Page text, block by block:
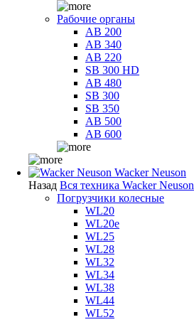
Рабочие органы
AB 200
AB 340
AB 220
SB 300 HD
AB 480
SB 300
SB 350
AB 500
AB 600
Wacker Neuson
Назад Вся техника Wacker Neuson
Погрузчики колесные
WL20
WL20e
WL25
WL28
WL32
WL34
WL38
WL44
WL52